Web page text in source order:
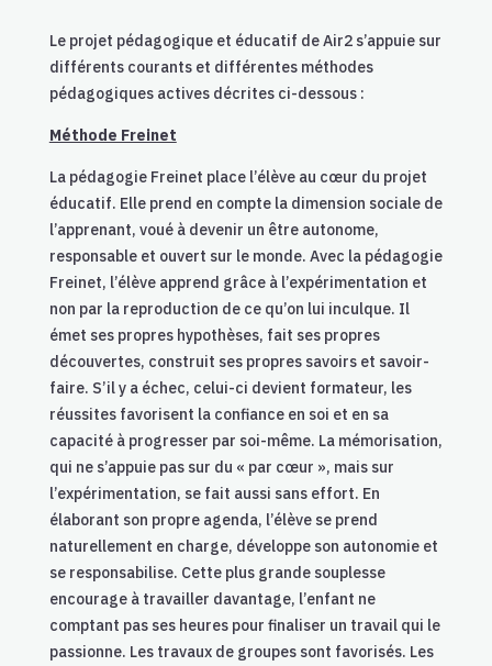
Le projet pédagogique et éducatif de Air2 s’appuie sur
différents courants et différentes méthodes
pédagogiques actives décrites ci-dessous :
Méthode Freinet
La pédagogie Freinet place l’élève au cœur du projet
éducatif. Elle prend en compte la dimension sociale de
l’apprenant, voué à devenir un être autonome,
responsable et ouvert sur le monde. Avec la pédagogie
Freinet, l’élève apprend grâce à l’expérimentation et
non par la reproduction de ce qu’on lui inculque. Il
émet ses propres hypothèses, fait ses propres
découvertes, construit ses propres savoirs et savoir-
faire. S’il y a échec, celui-ci devient formateur, les
réussites favorisent la confiance en soi et en sa
capacité à progresser par soi-même. La mémorisation,
qui ne s’appuie pas sur du « par cœur », mais sur
l’expérimentation, se fait aussi sans effort. En
élaborant son propre agenda, l’élève se prend
naturellement en charge, développe son autonomie et
se responsabilise. Cette plus grande souplesse
encourage à travailler davantage, l’enfant ne
comptant pas ses heures pour finaliser un travail qui le
passionne. Les travaux de groupes sont favorisés. Les